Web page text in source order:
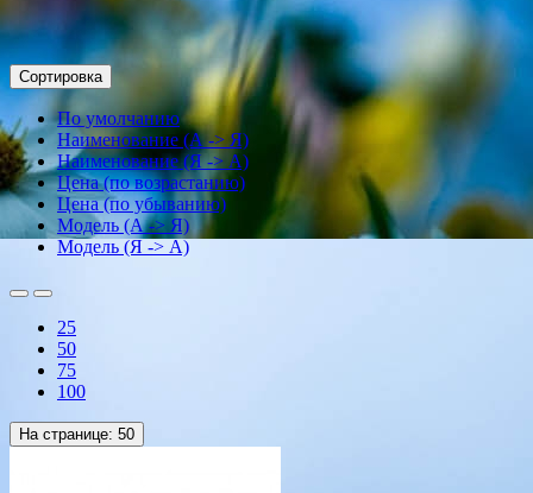
Сортировка
По умолчанию
Наименование (А -> Я)
Наименование (Я -> А)
Цена (по возрастанию)
Цена (по убыванию)
Модель (А -> Я)
Модель (Я -> А)
25
50
75
100
На странице: 50